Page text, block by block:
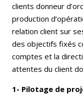
clients donneur
production
relation client sur
des objectifs fixés
comptes et la
attentes du client
1- Pilotage de